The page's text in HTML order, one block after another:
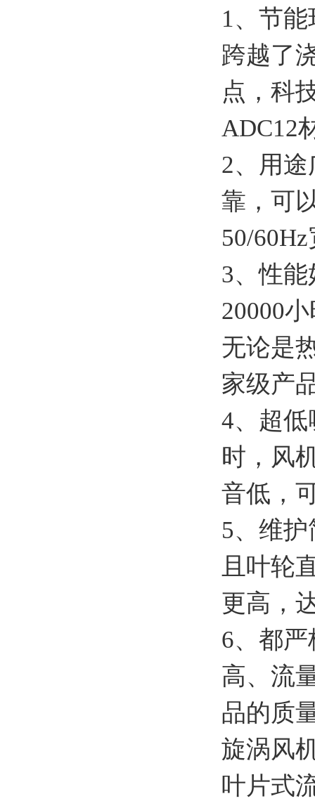
1、节
跨越了
点，科
ADC12
2、用
靠，可
50/
3、性
20000
无论是
家级产
4、超
时，风
音低，
5、维
且叶轮
更高，
6、都
高、流
品的质
旋涡风
叶片式